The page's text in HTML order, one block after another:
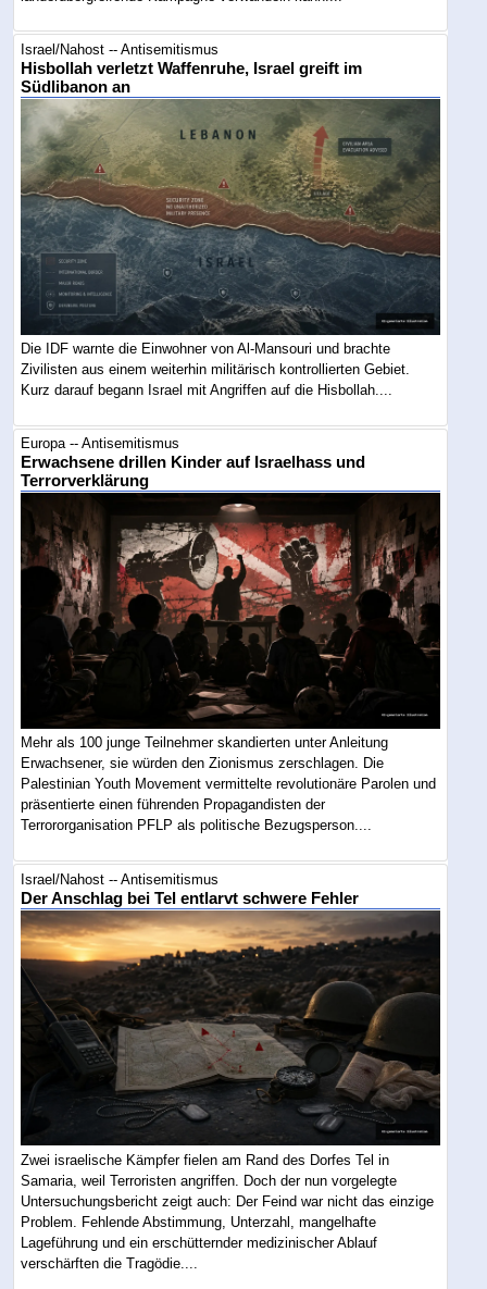
Israel/Nahost -- Antisemitismus
Hisbollah verletzt Waffenruhe, Israel greift im
Südlibanon an
Die IDF warnte die Einwohner von Al-Mansouri und brachte
Zivilisten aus einem weiterhin militärisch kontrollierten Gebiet.
Kurz darauf begann Israel mit Angriffen auf die Hisbollah....
Europa -- Antisemitismus
Erwachsene drillen Kinder auf Israelhass und
Terrorverklärung
Mehr als 100 junge Teilnehmer skandierten unter Anleitung
Erwachsener, sie würden den Zionismus zerschlagen. Die
Palestinian Youth Movement vermittelte revolutionäre Parolen und
präsentierte einen führenden Propagandisten der
Terrororganisation PFLP als politische Bezugsperson....
Israel/Nahost -- Antisemitismus
Der Anschlag bei Tel entlarvt schwere Fehler
Zwei israelische Kämpfer fielen am Rand des Dorfes Tel in
Samaria, weil Terroristen angriffen. Doch der nun vorgelegte
Untersuchungsbericht zeigt auch: Der Feind war nicht das einzige
Problem. Fehlende Abstimmung, Unterzahl, mangelhafte
Lageführung und ein erschütternder medizinischer Ablauf
verschärften die Tragödie....